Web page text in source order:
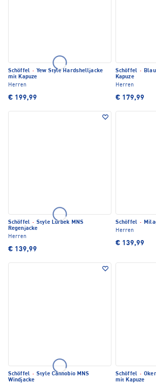
Schöffel · Yew Style Hardshelljacke
mit Kapuze
Herren
€ 199,99
Schöffel ·
Kapuze
Herren
€ 179,99
Schöffel · Style Lurbek MNS
Regenjacke
Herren
€ 139,99
Schöffel ·
Herren
€ 139,99
Schöffel · Style Cannobio MNS
Windjacke
Schöffel ·
mit Kapuze